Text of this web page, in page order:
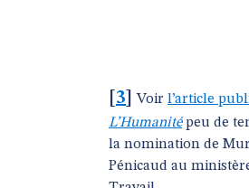
3 ]Voir l’article
L’Humanitépeu de
la nomination de
Pénicaud au